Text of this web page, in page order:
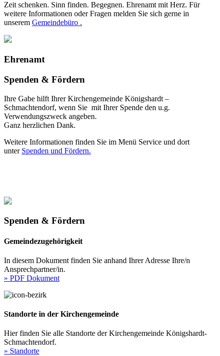
Zeit schenken. Sinn finden. Begegnen. Ehrenamt mit Herz. Für
weitere Informationen oder Fragen melden Sie sich gerne in
unserem Gemeindebüro .
Ehrenamt
Spenden & Fördern
Ihre Gabe hilft Ihrer Kirchengemeinde Königshardt –
Schmachtendorf, wenn Sie mit Ihrer Spende den u.g.
Verwendungszweck angeben.
Ganz herzlichen Dank.
Weitere Informationen finden Sie im Menü Service und dort
unter Spenden und Fördern.
Spenden & Fördern
Gemeindezugehörigkeit
In diesem Dokument finden Sie anhand Ihrer Adresse Ihre/n
Ansprechpartner/in.
» PDF Dokument
Standorte in der Kirchengemeinde
Hier finden Sie alle Standorte der Kirchengemeinde Königshardt-
Schmachtendorf.
» Standorte